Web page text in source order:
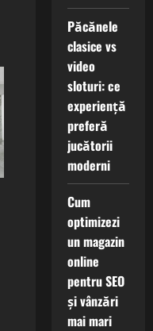
Păcănele
clasice vs
video
sloturi: ce
experiență
preferă
jucătorii
moderni
Cum
optimizezi
un magazin
online
pentru SEO
și vânzări
mai mari